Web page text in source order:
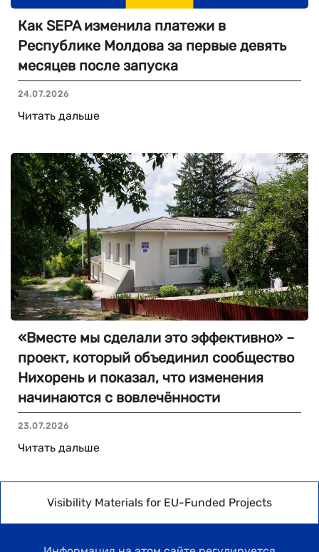
Как SEPA изменила платежи в
Республике Молдова за первые девять
месяцев после запуска
24.07.2026
Читать дальше
«Вместе мы сделали это эффективно» –
проект, который объединил сообщество
Нихорень и показал, что изменения
начинаются с вовлечённости
23.07.2026
Читать дальше
Visibility Materials for EU-Funded Projects